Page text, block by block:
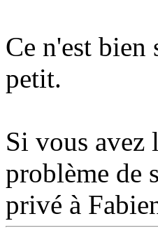
Ce n'est bien
petit.
Si vous avez
problème de
privé à